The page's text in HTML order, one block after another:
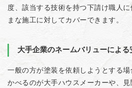
度、該当する技術を持つ下請け職人
まな施工に対してカバーできます。
大手企業のネームバリューによる
一般の方が塗装を依頼しようとする
かべるのが大手ハウスメーカーや、